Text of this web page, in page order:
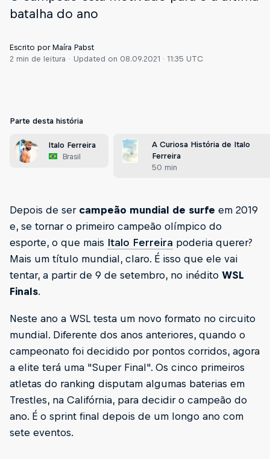
batalha do ano
Escrito por Maíra Pabst
2 min de leitura
Updated on 08.09.2021 · 11:35 UTC
Parte desta história
Italo Ferreira
Brasil
A Curiosa História de Italo
Ferreira
50 min
Depois de ser campeão mundial de surfe em 2019
e, se tornar o primeiro campeão olímpico do
esporte, o que mais Italo Ferreira poderia querer?
Mais um título mundial, claro. É isso que ele vai
tentar, a partir de 9 de setembro, no inédito WSL
Finals.
Neste ano a WSL testa um novo formato no circuito
mundial. Diferente dos anos anteriores, quando o
campeonato foi decidido por pontos corridos, agora
a elite terá uma "Super Final". Os cinco primeiros
atletas do ranking disputam algumas baterias em
Trestles, na Califórnia, para decidir o campeão do
ano. É o sprint final depois de um longo ano com
sete eventos.